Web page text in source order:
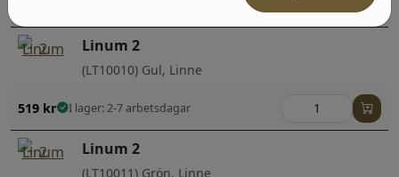
Linum 2
(LT10010) Gul, Linne
519 kr I lager: 2-7 arbetsdagar
Linum 2
(LT10011) Grön, Linne